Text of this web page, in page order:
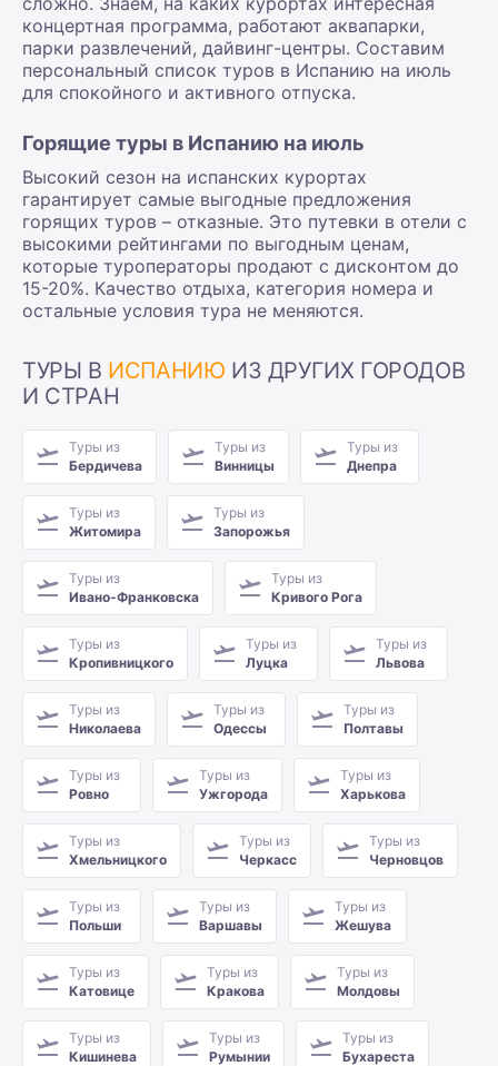
концертная программа, работают аквапарки,
парки развлечений, дайвинг-центры. Составим
персональный список туров в Испанию на июль
для спокойного и активного отпуска.
Горящие туры в Испанию на июль
Высокий сезон на испанских курортах
гарантирует самые выгодные предложения
горящих туров – отказные. Это путевки в отели с
высокими рейтингами по выгодным ценам,
которые туроператоры продают с дисконтом до
15-20%. Качество отдыха, категория номера и
остальные условия тура не меняются.
ТУРЫ В ИСПАНИЮ ИЗ ДРУГИХ ГОРОДОВ
И СТРАН
Туры из
Бердичева
Туры из
Винницы
Туры из
Днепра
Туры из
Житомира
Туры из
Запорожья
Туры из
Ивано-Франковска
Туры из
Кривого Рога
Туры из
Кропивницкого
Туры из
Луцка
Туры из
Львова
Туры из
Николаева
Туры из
Одессы
Туры из
Полтавы
Туры из
Ровно
Туры из
Ужгорода
Туры из
Харькова
Туры из
Хмельницкого
Туры из
Черкасс
Туры из
Черновцов
Туры из
Польши
Туры из
Варшавы
Туры из
Жешува
Туры из
Катовице
Туры из
Кракова
Туры из
Молдовы
Туры из
Кишинева
Туры из
Румынии
Туры из
Бухареста